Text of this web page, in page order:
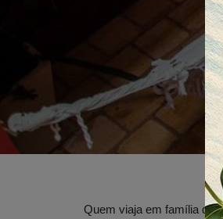
Quem viaja em família